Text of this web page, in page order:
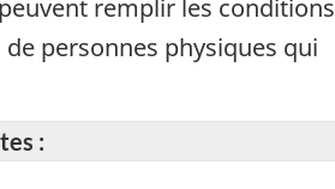
remplir les conditions
personnes physiques qui
: